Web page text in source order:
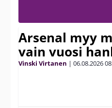
Arsenal myy
vain vuosi
Vinski Virtanen | 06.08.2026